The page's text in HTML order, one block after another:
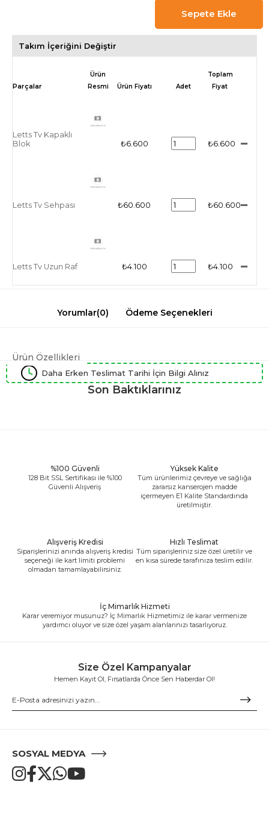
Takım İçeriğini Değiştir
Ürün
Resmi
Ürün Fiyatı Adet
Toplam
Fiyat
Letts Tv Kapaklı
Blok
₺6.600 ₺6.600
Letts Tv Sehpası ₺60.600 ₺60.600
Letts Tv Uzun Raf ₺4.100 ₺4.100
Yorumlar(0) Ödeme Seçenekleri
Ürün Özellikleri
Daha Erken Teslimat Tarihi İçin Bilgi Alınız
Son Baktıklarınız
%100 Güvenli
128 Bit SSL Sertifikası ile %100
Güvenli Alışveriş
Yüksek Kalite
Tüm ürünlerimiz çevreye ve sağlığa
zararsız kanserojen madde
içermeyen E1 Kalite Standardında
üretilmiştir.
Alışveriş Kredisi
Siparişlerinizi anında alışveriş kredisi
seçeneği ile kart limiti problemi
olmadan tamamlayabilirsiniz.
Hızlı Teslimat
Tüm siparişleriniz size özel üretilir ve
en kısa sürede tarafınıza teslim edilir.
İç Mimarlık Hizmeti
Karar veremiyor musunuz? İç Mimarlık Hizmetimiz ile karar vermenize
yardımcı oluyor ve size özel yaşam alanlarınızı tasarlıyoruz.
Size Özel Kampanyalar
Hemen Kayıt Ol, Fırsatlarda Önce Sen Haberdar Ol!
SOSYAL MEDYA